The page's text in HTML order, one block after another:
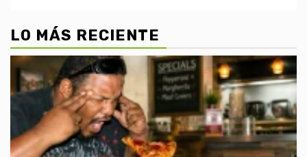
LO MÁS RECIENTE